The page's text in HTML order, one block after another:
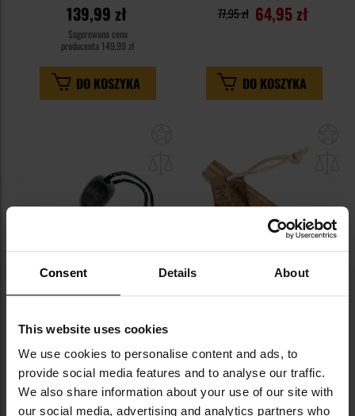
Consent Details About
This website uses cookies
We use cookies to personalise content and ads, to
provide social media features and to analyse our traffic.
We also share information about your use of our site with
our social media, advertising and analytics partners who
139,99 zł
Sugerowana cena
producenta 149,99 zł
DO KOSZYKA
64,95 zł
77,95 zł
DO KOSZYKA
schowka
2.0 Bio Army z gwizdkiem -
Black
Wysyłka:Natychmiast
74,95 zł
Wysyłka: Natychmiast
22,95 zł